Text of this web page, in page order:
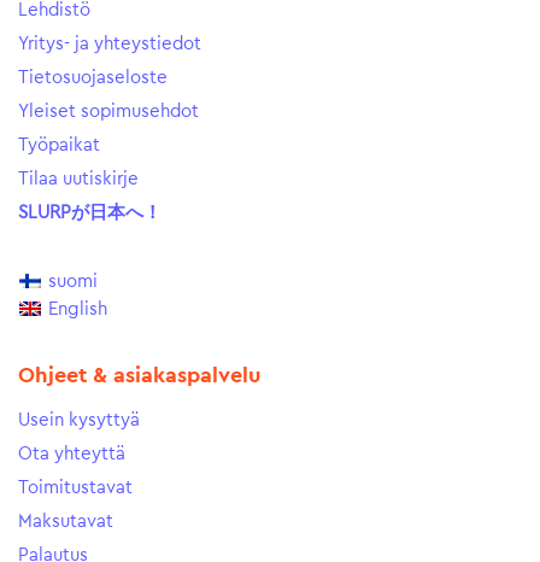
Lehdistö
Yritys- ja yhteystiedot
Tietosuojaseloste
Yleiset sopimusehdot
Työpaikat
Tilaa uutiskirje
SLURPが日本へ！
suomi
English
Ohjeet & asiakaspalvelu
Usein kysyttyä
Ota yhteyttä
Toimitustavat
Maksutavat
Palautus